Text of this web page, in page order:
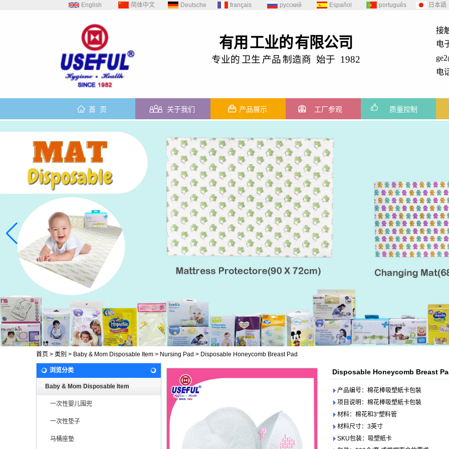
English 简体中文 Deutsche français русский Español português 日本語
有用 工业的有限公司
专业的 卫生 产品制造商 始于 1982
接
电
电
首 页 关于我们 产品展示 工厂参观 质量控制
首页 > 类别 > Baby & Mom Disposable Item > Nursing Pad > Disposable Honeycomb Breast Pad
浏览分类
Baby & Mom Disposable Item
一次性婴儿围兜
一次性垫子
马桶座墊
Disposable Honeycomb Breast
产品编号：棉花棒吸塑紙卡包裝
项目说明：棉花棒吸塑紙卡包裝
材料：棉花和3“塑料管
材料尺寸：3英寸
SKU包装：吸塑紙卡